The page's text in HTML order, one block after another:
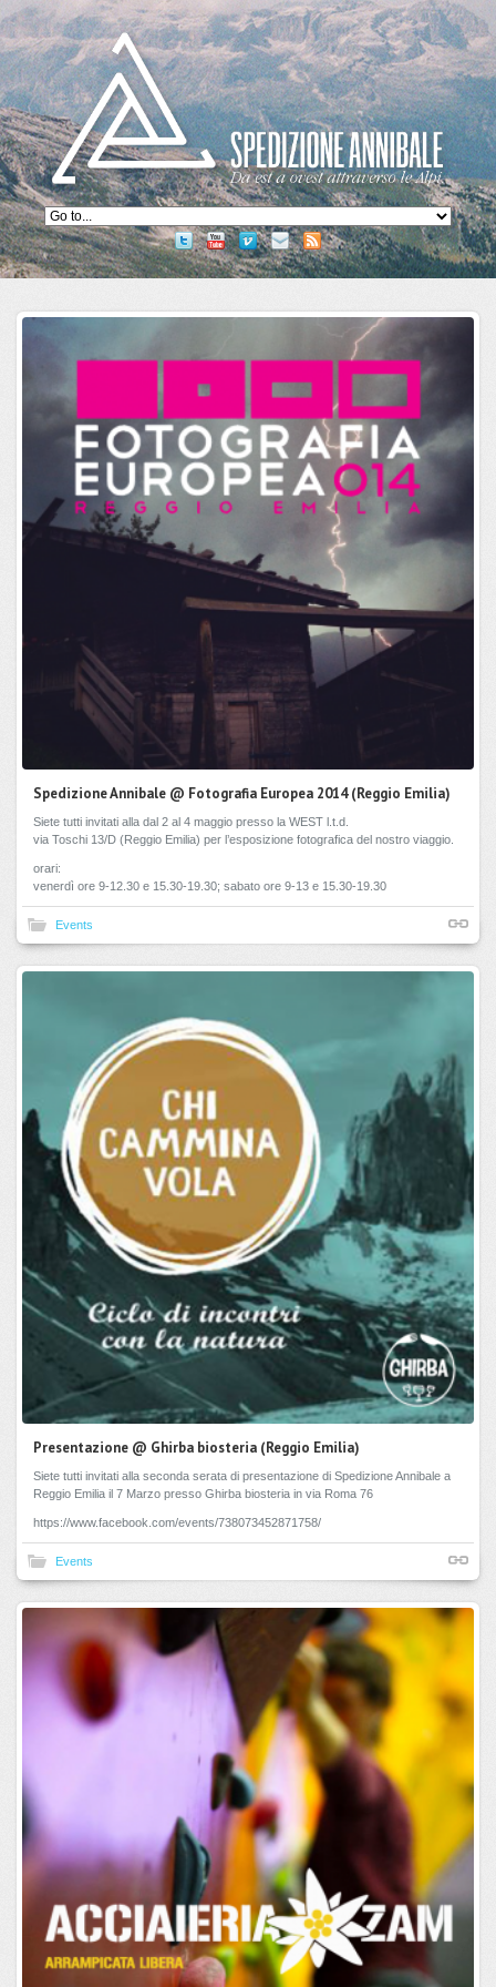
Spedizione Annibale @ Fotografia Europea 2014 (Reggio Emilia)
Siete tutti invitati alla dal 2 al 4 maggio presso la WEST l.t.d.
via Toschi 13/D (Reggio Emilia) per l’esposizione fotografica del nostro viaggio.
orari:
venerdì ore 9-12.30 e 15.30-19.30; sabato ore 9-13 e 15.30-19.30
Events
Presentazione @ Ghirba biosteria (Reggio Emilia)
Siete tutti invitati alla seconda serata di presentazione di Spedizione Annibale a
Reggio Emilia il 7 Marzo presso Ghirba biosteria in via Roma 76
https://www.facebook.com/events/738073452871758/
Events